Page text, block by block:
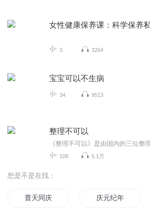
女性健康保养课：科学保养
3 3264
宝宝可以不生病
34 9513
整理不可以
108 5.1万
您是不是在找：
普天同庆 庆元纪年